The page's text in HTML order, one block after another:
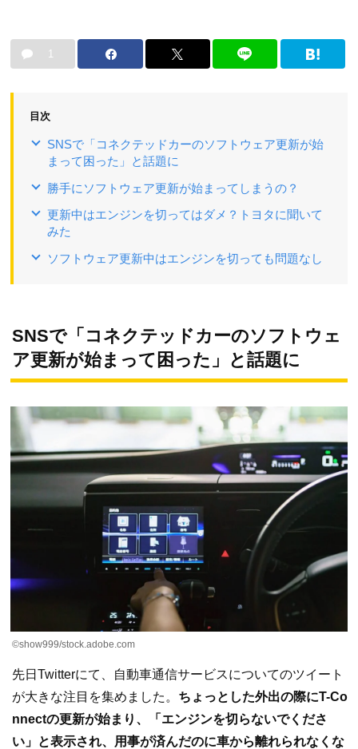
1
目次
SNSで「コネクテッドカーのソフトウェア更新が始
まって困った」と話題に
勝手にソフトウェア更新が始まってしまうの？
更新中はエンジンを切ってはダメ？トヨタに聞いて
みた
ソフトウェア更新中はエンジンを切っても問題なし
SNSで「コネクテッドカーのソフトウェ
ア更新が始まって困った」と話題に
©︎show999/stock.adobe.com
先日Twitterにて、自動車通信サービスについてのツイート
が大きな注目を集めました。 ちょっとした外出の際にT-Co
nnectの更新が始まり、「エンジンを切らないでくださ
い」と表示され、用事が済んだのに車から離れられなくな